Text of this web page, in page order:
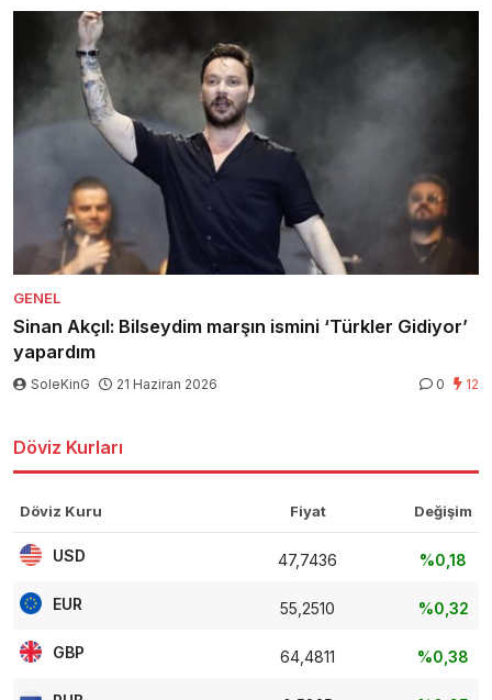
GENEL
Sinan Akçıl: Bilseydim marşın ismini ‘Türkler Gidiyor’
yapardım
SoleKinG 21 Haziran 2026 0 12
Döviz Kurları
Döviz Kuru Fiyat Değişim
USD 47,7436 %0,18
EUR 55,2510 %0,32
GBP 64,4811 %0,38